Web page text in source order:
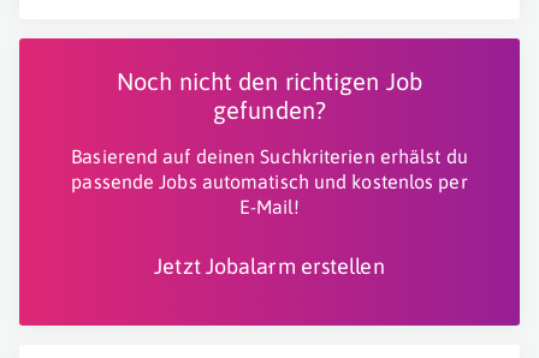
Noch nicht den richtigen Job
gefunden?
Basierend auf deinen Suchkriterien erhälst du
passende Jobs automatisch und kostenlos per
E-Mail!
Jetzt Jobalarm erstellen